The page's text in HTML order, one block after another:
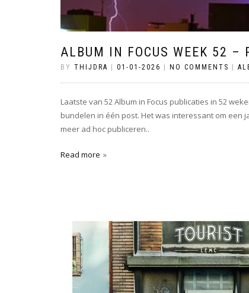
ALBUM IN FOCUS WEEK 52 –
BY THIJDRA 01-01-2026 NO COMMENTS
Laatste van 52 Album in Focus publicaties in 52
bundelen in één post. Het was interessant om een
meer ad hoc publiceren..
Read more